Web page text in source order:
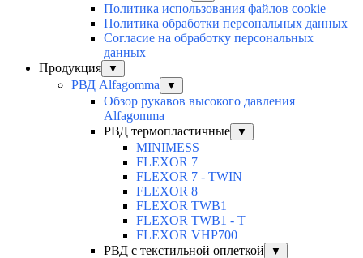
Политика использования файлов cookie
Политика обработки персональных данных
Согласие на обработку персональных
данных
Продукция
▼
РВД Alfagomma ▼
Обзор рукавов высокого давления
Alfagomma
РВД термопластичные
▼
MINIMESS
FLEXOR 7
FLEXOR 7 - TWIN
FLEXOR 8
FLEXOR TWB1
FLEXOR TWB1 - T
FLEXOR VHP700
РВД с текстильной оплеткой
▼